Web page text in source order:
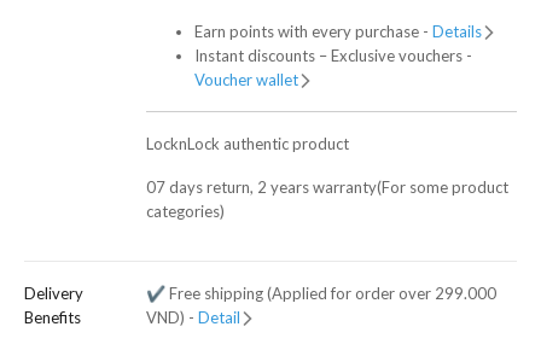
Earn points with every purchase - Details
Instant discounts – Exclusive vouchers -
Voucher wallet
LocknLock authentic product
07 days return, 2 years warranty(For some product
categories)
Delivery
Benefits
✔️ Free shipping (Applied for order over 299.000
VND) - Detail